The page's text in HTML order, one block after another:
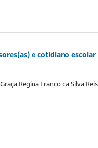
e cotidiano escolar
Regina Franco da Silva Reis